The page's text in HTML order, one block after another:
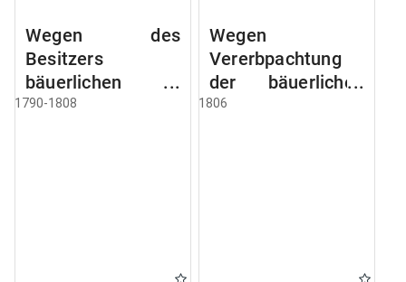
Wegen des
Besitzers
bäuerlichen
Grundstücke, den
1790-1808
Wegen
Vererbpachtung
der bäuerlichen
Grundstücke und
1806